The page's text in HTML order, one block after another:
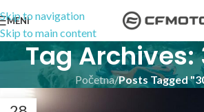
Skip to navigation
Skip to main content
MENI
Tag Archives:
Početna/Posts Tagged